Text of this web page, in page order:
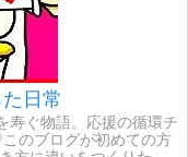
日常
寿ぐ物語。応援の循環チ
のブログが初めての方